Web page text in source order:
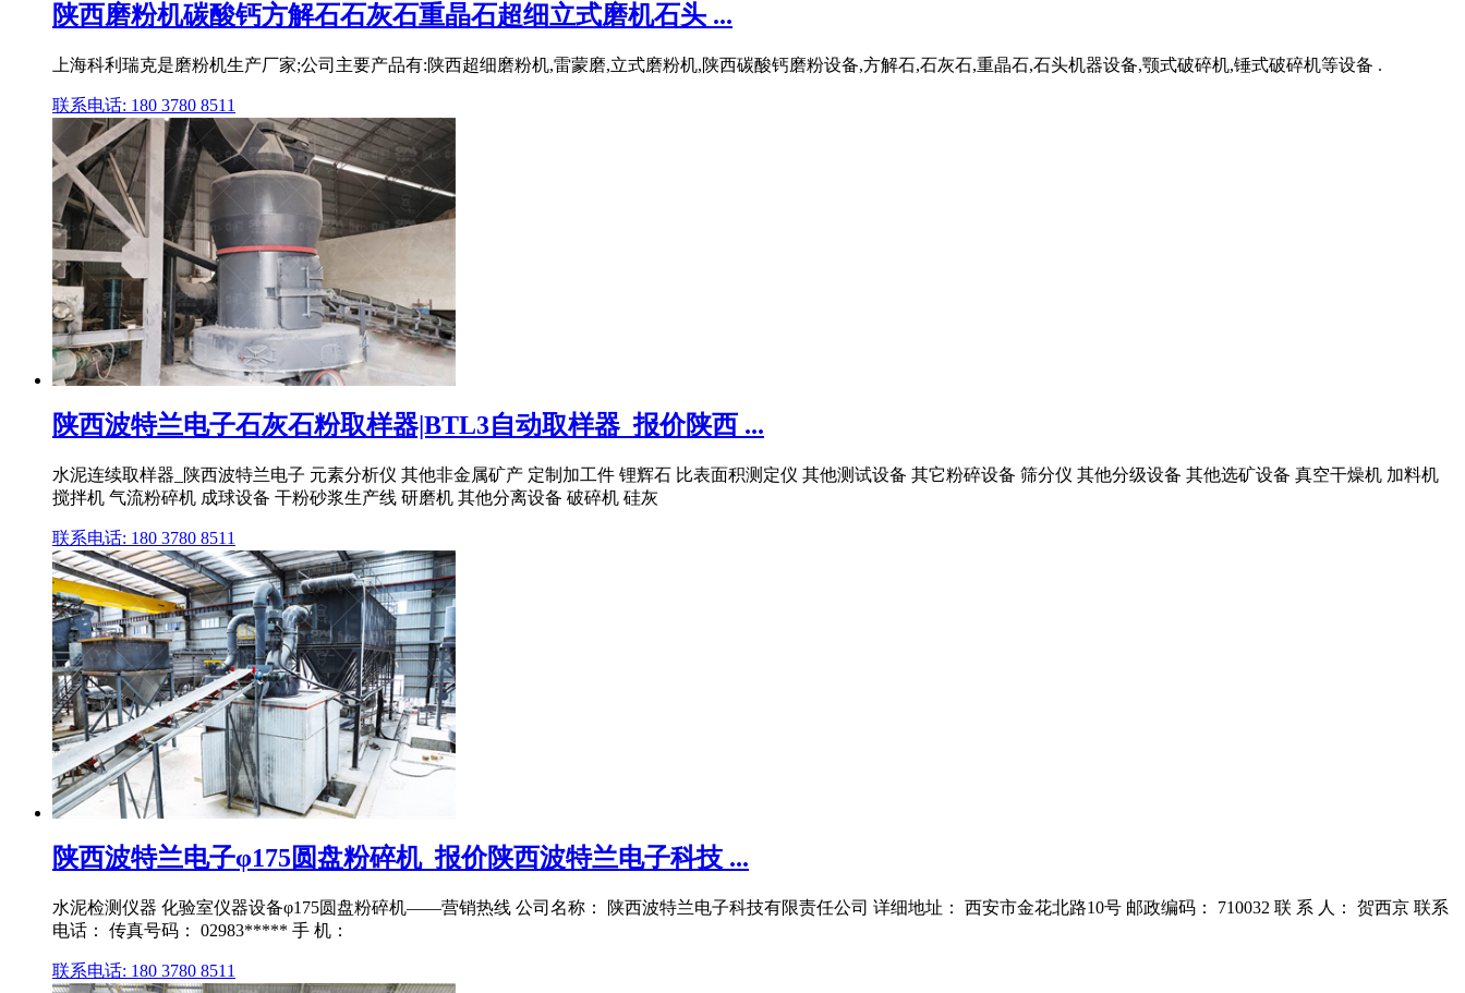
陕西磨粉机碳酸钙方解石石灰石重晶石超细立式磨机石头 ...
上海科利瑞克是磨粉机生产厂家;公司主要产品有:陕西超细磨粉机,雷蒙磨,立式磨粉机,陕西碳酸钙磨粉设备,方解石,石灰石,重晶石,石头机器设备,颚式破碎机,锤式破碎机等设备 .
联系电话: 180 3780 8511
陕西波特兰电子石灰石粉取样器|BTL3自动取样器_报价陕西 ...
水泥连续取样器_陕西波特兰电子 元素分析仪 其他非金属矿产 定制加工件 锂辉石 比表面积测定仪 其他测试设备 其它粉碎设备 筛分仪 其他分级设备 其他选矿设备 真空干燥机 加料机
搅拌机 气流粉碎机 成球设备 干粉砂浆生产线 研磨机 其他分离设备 破碎机 硅灰
联系电话: 180 3780 8511
陕西波特兰电子φ175圆盘粉碎机_报价陕西波特兰电子科技 ...
水泥检测仪器 化验室仪器设备φ175圆盘粉碎机——营销热线 公司名称： 陕西波特兰电子科技有限责任公司 详细地址： 西安市金花北路10号 邮政编码： 710032 联 系 人： 贺西京 联系
电话： 传真号码： 02983***** 手 机：
联系电话: 180 3780 8511